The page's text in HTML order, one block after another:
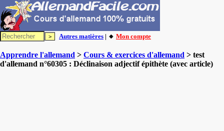
Autres matières | 🔸 Mon compte
Apprendre l'allemand > Cours & exercices d'allemand > test
d'allemand n°60305 : Déclinaison adjectif épithète (avec article)